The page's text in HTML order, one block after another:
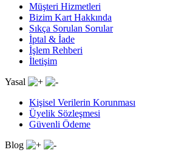
Müşteri Hizmetleri
Bizim Kart Hakkında
Sıkça Sorulan Sorular
İptal & İade
İşlem Rehberi
İletişim
Yasal
Kişisel Verilerin Korunması
Üyelik Sözleşmesi
Güvenli Ödeme
Blog